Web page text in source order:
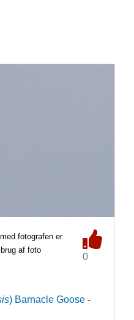
fotografen er
af foto
0
) Barnacle Goose -